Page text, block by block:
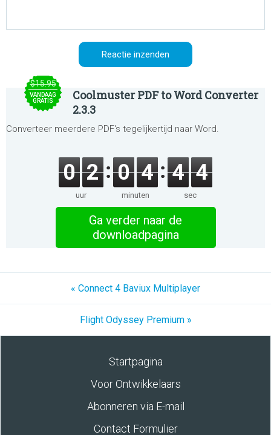
$15.95
VANDAAG
GRATIS
Coolmuster PDF to Word Converter
2.3.3
Converteer meerdere PDF's tegelijkertijd naar Word.
0 2
uur
0 4
minuten
4 4
sec
Ga verder naar de
downloadpagina
« Connect 4 Baviux Multiplayer
Flight Odyssey Premium »
Startpagina
Voor Ontwikkelaars
Abonneren via E-mail
Contact Formulier